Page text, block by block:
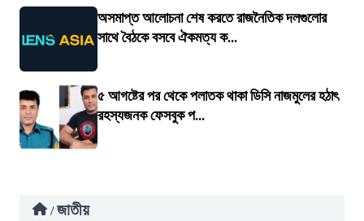
অসমাপ্ত আলোচনা শেষ করতে রাজনৈতিক দলগুলোর
সাথে বৈঠকে বসবে ঐকমত্য ক...
৫ আগষ্টের পর থেকে পলাতক থাকা ডিসি নাজমুলের হঠাৎ
রহস্যজনক ফেসবুক প...
/ জাতীয়